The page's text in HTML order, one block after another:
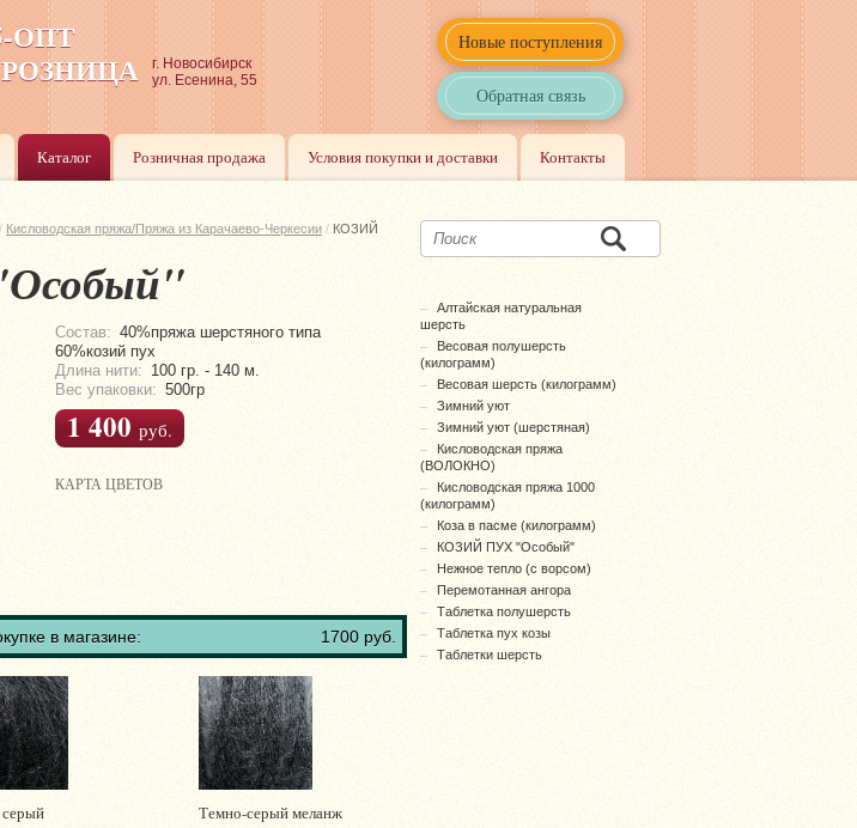
Новые поступления
Обратная связь
ОПТ
РОЗНИЦАг. Новосибирск
ул. Есенина, 55
Каталог Розничная продажа Условия покупки и доставки Контакты
/ Кисловодская пряжа/Пряжа из Карачаево-Черкесии / КОЗИЙ
Состав: 40%пряжа шерстяного типа
60%козий пух
Длина нити: 100 гр. - 140 м.
Вес упаковки: 500гр
1 400руб.
КАРТА ЦВЕТОВ
в магазине: 1700 руб.
Темно-серый меланж
Алтайская натуральная
шерсть
Весовая полушерсть
(килограмм)
Весовая шерсть (килограмм)
Зимний уют
Зимний уют (шерстяная)
Кисловодская пряжа
(ВОЛОКНО)
Кисловодская пряжа 1000
(килограмм)
Коза в пасме (килограмм)
КОЗИЙ ПУХ "Особый"
Нежное тепло (с ворсом)
Перемотанная ангора
Таблетка полушерсть
Таблетка пух козы
Таблетки шерсть